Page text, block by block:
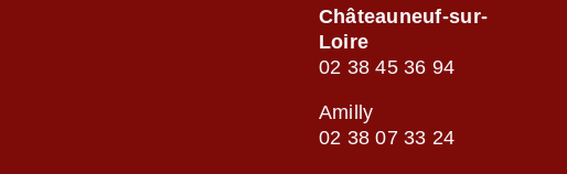
Châteauneuf-sur-
Loire
02 38 45 36 94
Amilly
02 38 07 33 24